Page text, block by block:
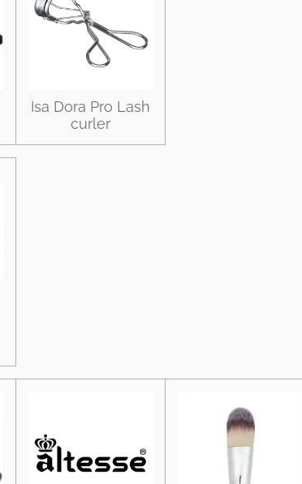
Isa Dora Pro Lash
curler